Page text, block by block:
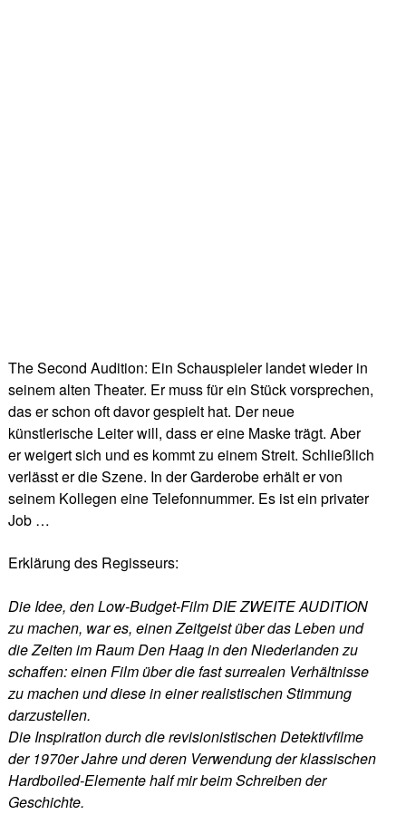
The Second Audition: Ein Schauspieler landet wieder in
seinem alten Theater. Er muss für ein Stück vorsprechen,
das er schon oft davor gespielt hat. Der neue
künstlerische Leiter will, dass er eine Maske trägt. Aber
er weigert sich und es kommt zu einem Streit. Schließlich
verlässt er die Szene. In der Garderobe erhält er von
seinem Kollegen eine Telefonnummer. Es ist ein privater
Job …
Erklärung des Regisseurs:
Die Idee, den Low-Budget-Film DIE ZWEITE AUDITION
zu machen, war es, einen Zeitgeist über das Leben und
die Zeiten im Raum Den Haag in den Niederlanden zu
schaffen: einen Film über die fast surrealen Verhältnisse
zu machen und diese in einer realistischen Stimmung
darzustellen.
Die Inspiration durch die revisionistischen Detektivfilme
der 1970er Jahre und deren Verwendung der klassischen
Hardboiled-Elemente half mir beim Schreiben der
Geschichte.